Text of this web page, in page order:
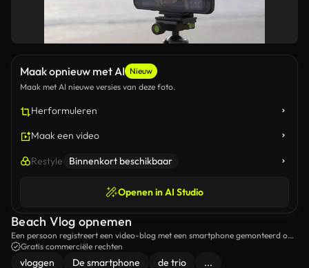
Maak opnieuw met AI Nieuw
Maak met AI nieuwe versies van deze foto.
Herformuleren
Maak een video
Restyle Binnenkort beschikbaar
Openen in AI Studio
Beach Vlog opnemen
Een persoon registreert een video-blog met een smartphone gemonteerd op
een tripod op het strand.
Gratis commerciële rechten
vloggen De smartphone de trio ...